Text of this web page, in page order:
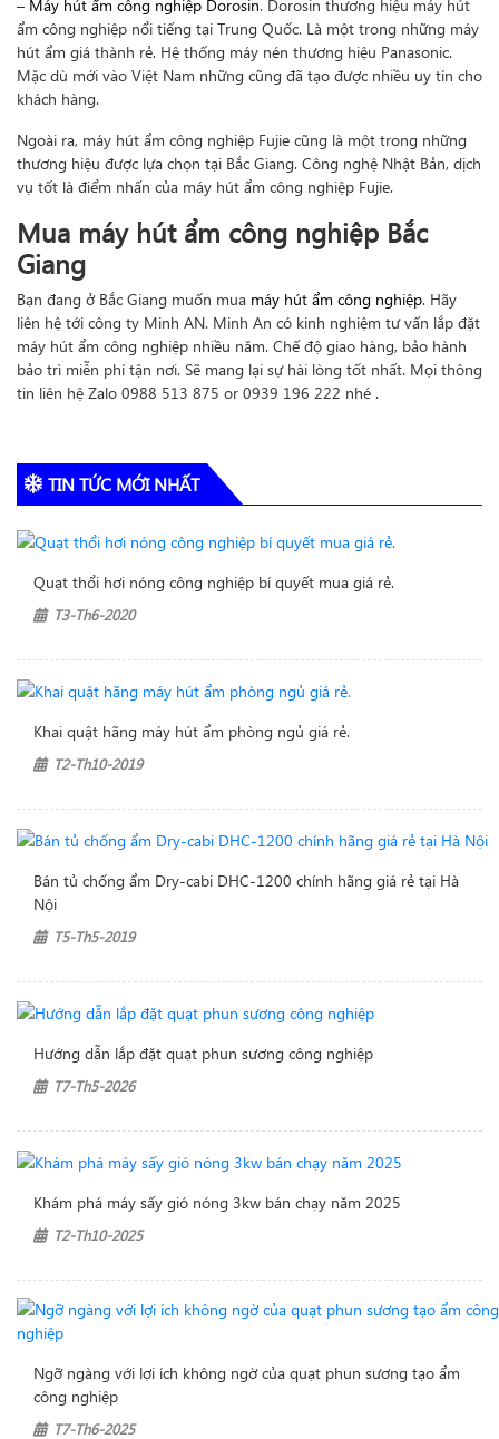
– Máy hút ẩm công nghiệp Dorosin. Dorosin thương hiệu máy hút
ẩm công nghiệp nổi tiếng tại Trung Quốc. Là một trong những máy
hút ẩm giá thành rẻ. Hệ thống máy nén thương hiệu Panasonic.
Mặc dù mới vào Việt Nam những cũng đã tạo được nhiều uy tín cho
khách hàng.
Ngoài ra, máy hút ẩm công nghiệp Fujie cũng là một trong những
thương hiệu được lựa chọn tại Bắc Giang. Công nghệ Nhật Bản, dịch
vụ tốt là điểm nhấn của máy hút ẩm công nghiệp Fujie.
Mua máy hút ẩm công nghiệp Bắc
Giang
Bạn đang ở Bắc Giang muốn mua máy hút ẩm công nghiệp. Hãy
liên hệ tới công ty Minh AN. Minh An có kinh nghiệm tư vấn lắp đặt
máy hút ẩm công nghiệp nhiều năm. Chế độ giao hàng, bảo hành
bảo trì miễn phí tận nơi. Sẽ mang lại sự hài lòng tốt nhất. Mọi thông
tin liên hệ Zalo 0988 513 875 or 0939 196 222 nhé .
TIN TỨC MỚI NHẤT
Quạt thổi hơi nóng công nghiệp bí quyết mua giá rẻ.
T3-Th6-2020
Khai quật hãng máy hút ẩm phòng ngủ giá rẻ.
T2-Th10-2019
Bán tủ chống ẩm Dry-cabi DHC-1200 chính hãng giá rẻ tại Hà
Nội
T5-Th5-2019
Hướng dẫn lắp đặt quạt phun sương công nghiệp
T7-Th5-2026
Khám phá máy sấy gió nóng 3kw bán chạy năm 2025
T2-Th10-2025
Ngỡ ngàng với lợi ích không ngờ của quạt phun sương tạo ẩm
công nghiệp
T7-Th6-2025